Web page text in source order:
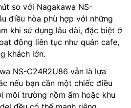
so với Nagakawa NS-
điều hòa phù hợp với những
khi sử dụng lâu dài, đặc biệt ở
động liên tục như quán cafe,
khách lớn.
NS-C24R2U86 vẫn là lựa
nếu bạn cần một chiếc điều
môi trường nồm ẩm hoặc khu